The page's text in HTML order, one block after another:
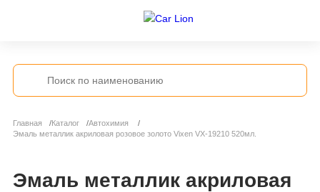
Главная Каталог
Автохимия
Эмаль металлик акриловая розовое золото Vixen VX-19210 520мл.
Эмаль металлик акриловая